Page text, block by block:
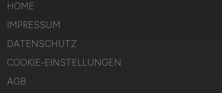
HOME
IMPRESSUM
DATENSCHUTZ
COOKIE-EINSTELLUNGEN
AGB